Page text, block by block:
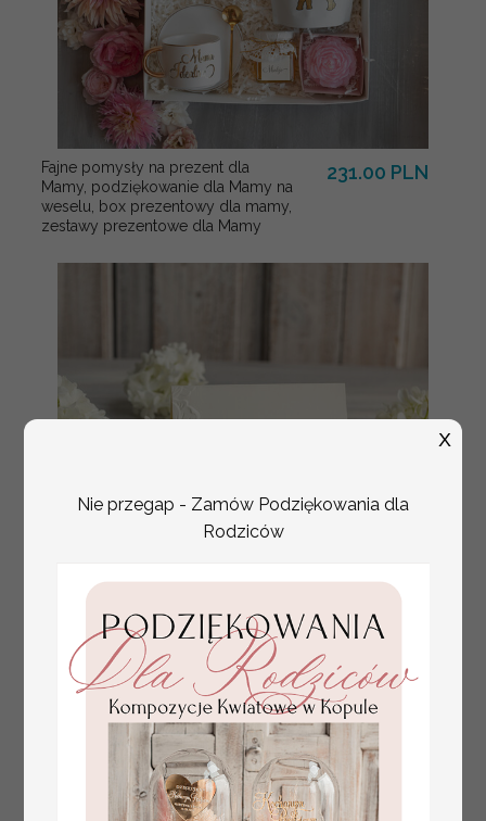
Fajne pomysły na prezent dla
Mamy, podziękowanie dla Mamy na
weselu, box prezentowy dla mamy,
zestawy prezentowe dla Mamy
231.00 PLN
ślubne wizytówki winietki
na stół weselny, złote
lub srebrne napisy
tłoczone kwiaty na
winietkach ślubnych
Promocja:
2.4 PLN / 3.00 PLN
Nie przegap - Zamów Podziękowania dla
Rodziców
X